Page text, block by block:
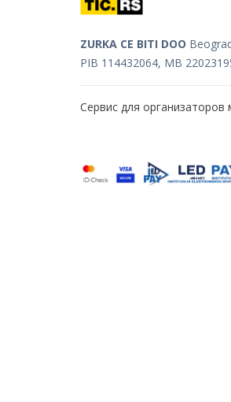
ZURKA CE BITI DOO
PIB 114432064, MB
Сервис для